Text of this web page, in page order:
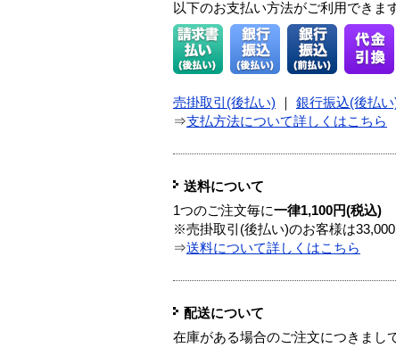
以下のお支払い方法がご利用できま
売掛取引(後払い) 銀行振込(後払い
⇒支払方法について詳しくはこちら
送料について
1つのご注文毎に一律1,100円(税込)
※売掛取引(後払い)のお客様は
⇒送料について詳しくはこちら
配送について
在庫がある場合のご注文につきまし